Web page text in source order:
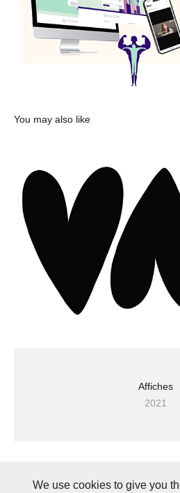
You may also like
Affiches
2021
We use cookies to give you